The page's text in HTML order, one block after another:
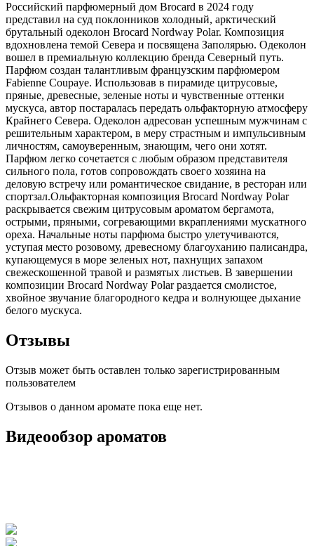
Российский парфюмерный дом Brocard в 2024 году
представил на суд поклонников холодный, арктический
брутальный одеколон Brocard Nordway Polar. Композиция
вдохновлена темой Севера и посвящена Заполярью. Одеколон
вошел в премиальную коллекцию бренда Северный путь.
Парфюм создан талантливым французским парфюмером
Fabienne Coupaye. Использовав в пирамиде цитрусовые,
пряные, древесные, зеленые ноты и чувственные оттенки
мускуса, автор постаралась передать ольфакторную атмосферу
Крайнего Севера. Одеколон адресован успешным мужчинам с
решительным характером, в меру страстным и импульсивным
личностям, самоуверенным, знающим, чего они хотят.
Парфюм легко сочетается с любым образом представителя
сильного пола, готов сопровождать своего хозяина на
деловую встречу или романтическое свидание, в ресторан или
спортзал.Ольфакторная композиция Brocard Nordway Polar
раскрывается свежим цитрусовым ароматом бергамота,
острыми, пряными, согревающими вкраплениями мускатного
ореха. Начальные ноты парфюма быстро улетучиваются,
уступая место розовому, древесному благоуханию палисандра,
купающемуся в море зеленых нот, пахнущих запахом
свежескошенной травой и размятых листьев. В завершении
композиции Brocard Nordway Polar раздается смолистое,
хвойное звучание благородного кедра и волнующее дыхание
белого мускуса.
Отзывы
Отзыв может быть оставлен только зарегистрированным
пользователем
Отзывов о данном аромате пока еще нет.
Видеообзор ароматов